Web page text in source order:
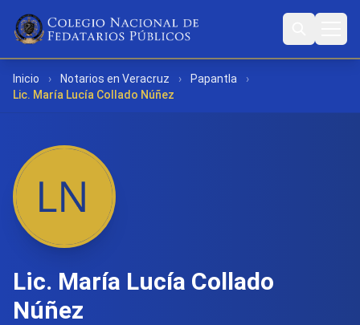
Inicio › Notarios en Veracruz › Papantla
›
Lic. María Lucía Collado Núñez
Lic. María Lucía Collado
Núñez